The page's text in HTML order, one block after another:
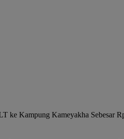
ke Kampung Kameyakha Sebesar